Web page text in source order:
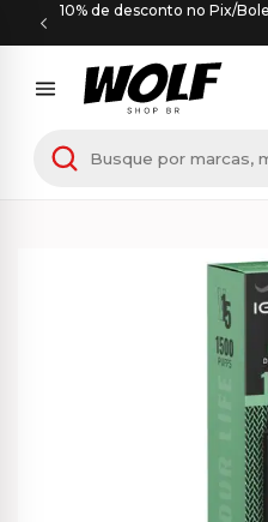
10% de desconto no Pix/
Início /PODS